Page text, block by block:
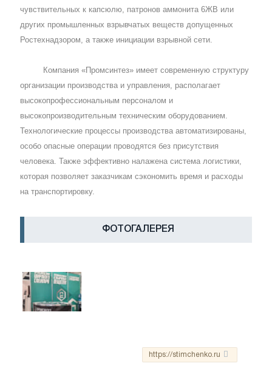
чувствительных к капсюлю, патронов аммонита 6ЖВ или
других промышленных взрывчатых веществ допущенных
Ростехнадзором, а также инициации взрывной сети.
Компания «Промсинтез» имеет современную структуру
организации производства и управления, располагает
высокопрофессиональным персоналом и
высокопроизводительным техническим оборудованием.
Технологические процессы производства автоматизированы,
особо опасные операции проводятся без присутствия
человека. Также эффективно налажена система логистики,
которая позволяет заказчикам сэкономить время и расходы
на транспортировку.
ФОТОГАЛЕРЕЯ
https://stimchenko.ru